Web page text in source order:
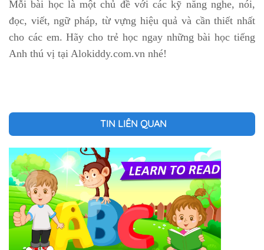
Mỗi bài học là một chủ đề với các kỹ năng nghe, nói,
đọc, viết, ngữ pháp, từ vựng hiệu quả và cần thiết nhất
cho các em. Hãy cho trẻ học ngay những bài học tiếng
Anh thú vị tại Alokiddy.com.vn nhé!
TIN LIÊN QUAN